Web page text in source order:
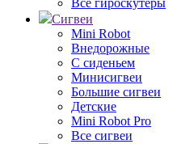
Все гироскутеры
Сигвеи
Mini Robot
Внедорожные
С сиденьем
Минисигвеи
Большие сигвеи
Детские
Mini Robot Pro
Все сигвеи